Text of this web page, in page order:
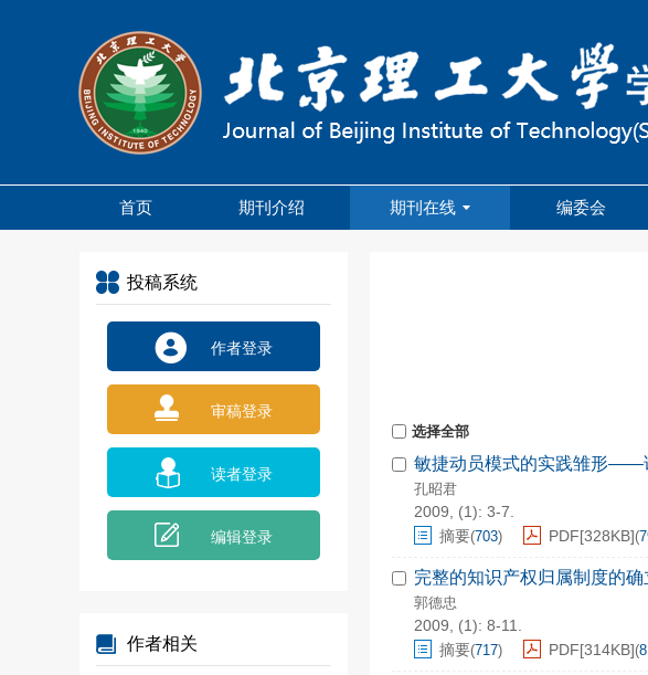
首页 期刊介绍 期刊在线 编委会
投稿系统
作者登录
审稿登录
读者登录
编辑登录
作者相关
选择全部
敏捷动员模式的实践雏形——
孔昭君
2009, (1): 3-7.
摘要(703) PDF[328KB](
完整的知识产权归属制度的
郭德忠
2009, (1): 8-11.
摘要(717) PDF[314KB](